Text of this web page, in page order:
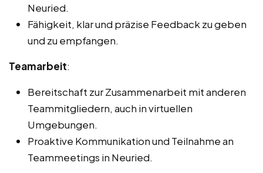
Neuried.
Fähigkeit, klar und präzise Feedback zu geben
und zu empfangen.
Teamarbeit:
Bereitschaft zur Zusammenarbeit mit anderen
Teammitgliedern, auch in virtuellen
Umgebungen.
Proaktive Kommunikation und Teilnahme an
Teammeetings in Neuried.